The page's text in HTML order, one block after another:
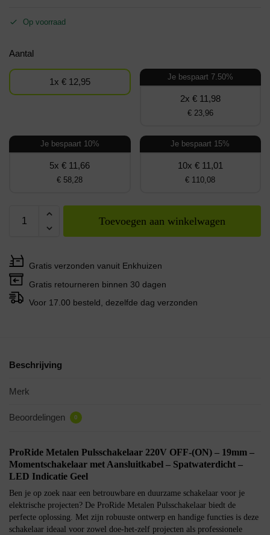
Op voorraad
Aantal
1x € 12,95 Je bespaart 7.50%
2x € 11,98
€ 23,96
Je bespaart 10%
5x € 11,66
€ 58,28
Je bespaart 15%
10x € 11,01
€ 110,08
Toevoegen aan winkelwagen
Gratis verzonden vanuit Enkhuizen
Gratis retourneren binnen 30 dagen
Voor 17.00 besteld, dezelfde dag verzonden
Beschrijving
Merk
Beoordelingen 0
ProRide Metalen Pulsschakelaar 220V OFF-(ON) – 19mm –
Momentschakelaar met Aansluitkabel – Spatwaterdicht –
LED Indicatie Geel
Ben je op zoek naar een betrouwbare en duurzame schakelaar voor je
elektrische projecten? De ProRide Metalen Pulsschakelaar biedt de
perfecte oplossing. Met zijn robuuste ontwerp en handige functies is deze
schakelaar ideaal voor zowel doe-het-zelf projecten als professionele